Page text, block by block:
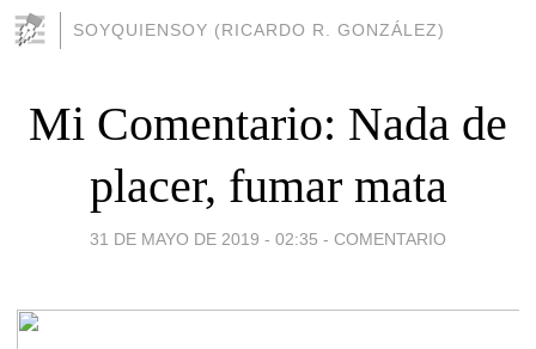
SOYQUIENSOY (RICARDO R. GONZÁLEZ)
Mi Comentario: Nada de
placer, fumar mata
31 DE MAYO DE 2019 - 02:35 - COMENTARIO